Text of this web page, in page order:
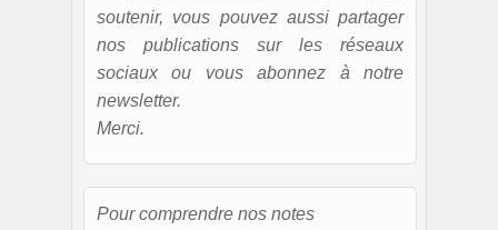
soutenir, vous pouvez aussi partager
nos publications sur les réseaux
sociaux ou vous abonnez à notre
newsletter.
Merci.
Pour comprendre nos notes